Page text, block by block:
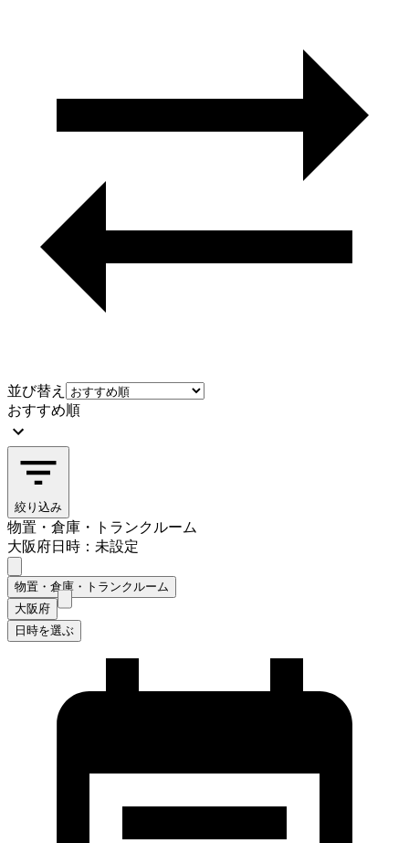
並び替え
おすすめ順
絞り込み
物置・倉庫・トランクルーム
大阪府日時：未設定
物置・倉庫・トランクルーム
大阪府
日時を選ぶ